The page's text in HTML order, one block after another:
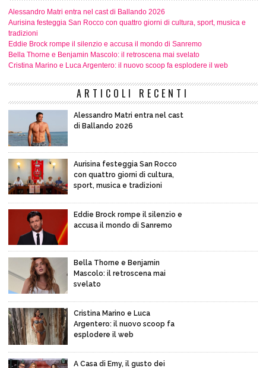
Alessandro Matri entra nel cast di Ballando 2026
Aurisina festeggia San Rocco con quattro giorni di cultura, sport, musica e
tradizioni
Eddie Brock rompe il silenzio e accusa il mondo di Sanremo
Bella Thorne e Benjamin Mascolo: il retroscena mai svelato
Cristina Marino e Luca Argentero: il nuovo scoop fa esplodere il web
ARTICOLI RECENTI
Alessandro Matri entra nel cast
di Ballando 2026
Aurisina festeggia San Rocco
con quattro giorni di cultura,
sport, musica e tradizioni
Eddie Brock rompe il silenzio e
accusa il mondo di Sanremo
Bella Thorne e Benjamin
Mascolo: il retroscena mai
svelato
Cristina Marino e Luca
Argentero: il nuovo scoop fa
esplodere il web
A Casa di Emy, il gusto dei